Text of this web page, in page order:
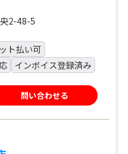
2-48-5
ト払い可
インボイス登録済み
問い合わせる